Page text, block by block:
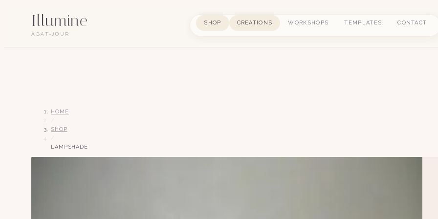
Illumine
ABAT-JOUR
SHOP CREATIONS WORKSHOPS TEMPLATES CONTACT
HOME
SHOP
LAMPSHADE